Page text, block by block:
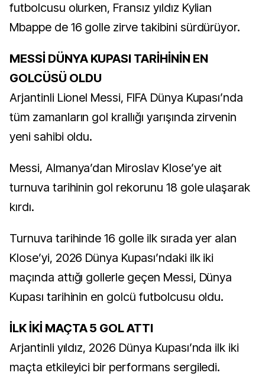
futbolcusu olurken, Fransız yıldız Kylian
Mbappe de 16 golle zirve takibini sürdürüyor.
MESSİ DÜNYA KUPASI TARİHİNİN EN
GOLCÜSÜ OLDU
Arjantinli Lionel Messi, FIFA Dünya Kupası’nda
tüm zamanların gol krallığı yarışında zirvenin
yeni sahibi oldu.
Messi, Almanya’dan Miroslav Klose’ye ait
turnuva tarihinin gol rekorunu 18 gole ulaşarak
kırdı.
Turnuva tarihinde 16 golle ilk sırada yer alan
Klose’yi, 2026 Dünya Kupası’ndaki ilk iki
maçında attığı gollerle geçen Messi, Dünya
Kupası tarihinin en golcü futbolcusu oldu.
İLK İKİ MAÇTA 5 GOL ATTI
Arjantinli yıldız, 2026 Dünya Kupası’nda ilk iki
maçta etkileyici bir performans sergiledi.